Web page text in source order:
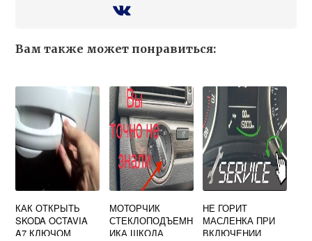
Вам также может понравиться:
КАК ОТКРЫТЬ
SKODA OCTAVIA
A7 КЛЮЧОМ
МОТОРЧИК
СТЕКЛОПОДЪЕМН
ИКА ШКОДА
НЕ ГОРИТ
МАСЛЕНКА ПРИ
ВКЛЮЧЕНИИ